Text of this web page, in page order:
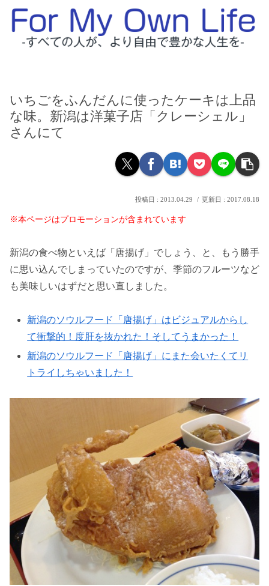
いちごをふんだんに使ったケーキは上品
な味。新潟は洋菓子店「クレーシェル」
さんにて
2013.04.29 2017.08.18
※本ページはプロモーションが含まれています
新潟の食べ物といえば「唐揚げ」でしょう、と、もう勝手
に思い込んでしまっていたのですが、季節のフルーツなど
も美味しいはずだと思い直しました。
新潟のソウルフード「唐揚げ」はビジュアルからし
て衝撃的！度肝を抜かれた！そしてうまかった！
新潟のソウルフード「唐揚げ」にまた会いたくてリ
トライしちゃいました！